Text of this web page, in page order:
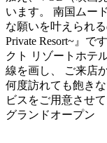
います。 南国ムー
な願いを叶えられ
Private Resort~』で
クト リゾートホテ
線を画し、 ご来店
何度訪れても飽き
ビスをご用意させ
グランドオープン